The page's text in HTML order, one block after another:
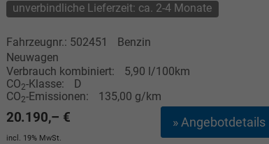
unverbindliche Lieferzeit: ca. 2-4 Monate
Fahrzeugnr.: 502451
Benzin
Neuwagen
Verbrauch kombiniert:
5,90 l/100km
CO2-Klasse:
D
CO2-Emissionen: 135,00 g/km
» Angebotdetails
20.190,– €
incl. 19% MwSt.